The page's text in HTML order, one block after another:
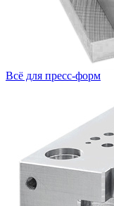
Всё для пресс-форм